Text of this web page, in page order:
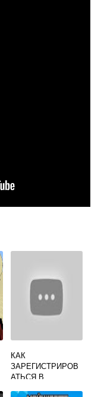
КАК
ЗАРЕГИСТРИРОВ
АТЬСЯ В